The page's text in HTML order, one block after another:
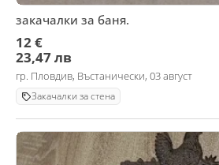
закачалки за баня.
12 €
23,47 лв
гр. Пловдив, Въстанически, 03 август
Закачалки за стена